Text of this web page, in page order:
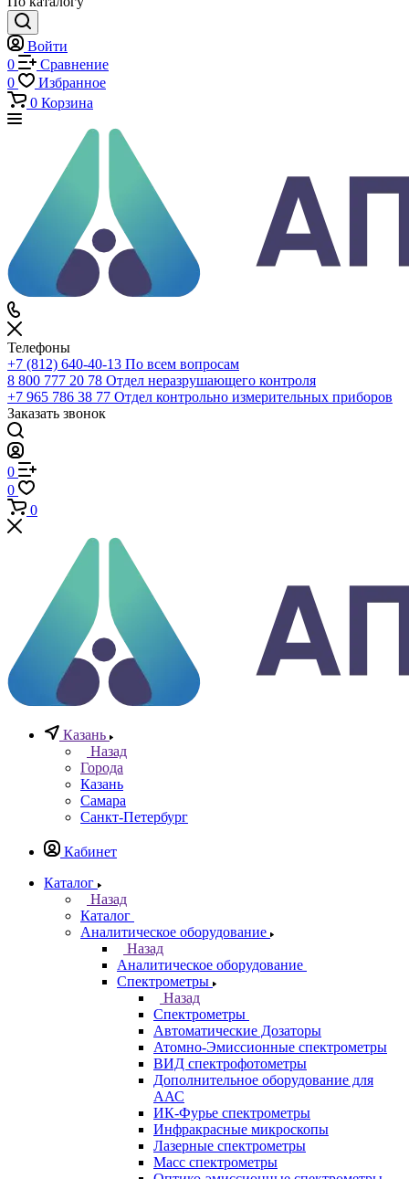
Каталог
По всему сайту
По каталогу
0
Сравнение
0
Избранное
+7 (812) 640-40-13
По всем вопросам
8 800 777 20 78
Отдел неразрушающего контроля
+7 965 786 38 77
Отдел контрольно измерительных приборов
Заказать звонок
0
0
Казань
Назад
Города
Казань
Санкт-Петербург
Аналитическое оборудование
Назад
Аналитическое оборудование